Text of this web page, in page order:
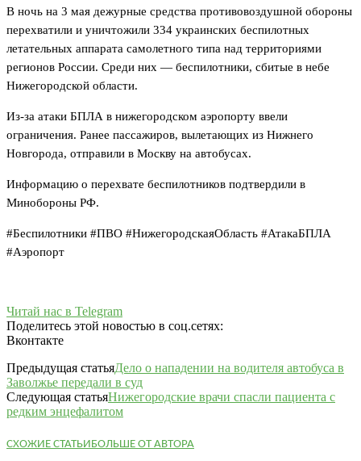
В ночь на 3 мая дежурные средства противовоздушной обороны
перехватили и уничтожили 334 украинских беспилотных
летательных аппарата самолетного типа над территориями
регионов России. Среди них — беспилотники, сбитые в небе
Нижегородской области.
Из-за атаки БПЛА в нижегородском аэропорту ввели
ограничения. Ранее пассажиров, вылетающих из Нижнего
Новгорода, отправили в Москву на автобусах.
Информацию о перехвате беспилотников подтвердили в
Минобороны РФ.
#Беспилотники #ПВО #НижегородскаяОбласть #АтакаБПЛА
#Аэропорт
Читай нас в Telegram
Поделитесь этой новостью в соц.сетях:
Вконтакте
Предыдущая статьяДело о нападении на водителя автобуса в
Заволжье передали в суд
Следующая статьяНижегородские врачи спасли пациента с
редким энцефалитом
СХОЖИЕ СТАТЬИБОЛЬШЕ ОТ АВТОРА